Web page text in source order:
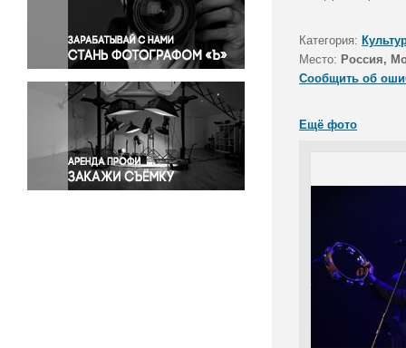
Правосудие
Происшествия и конфликты
Религия
Светская жизнь
Спорт
Экология
Экономика и бизнес
Категория:
Место: Россия,
Сообщить об
Ещё фото